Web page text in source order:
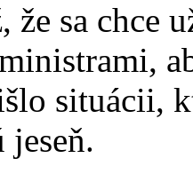
že sa chce
situácii,
jeseň.